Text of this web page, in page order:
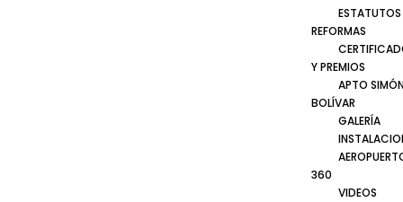
ESTATUTOS
REFORMAS
Y PREMIOS
APTO
BOLÍVAR
GALERÍA
360
VIDEOS